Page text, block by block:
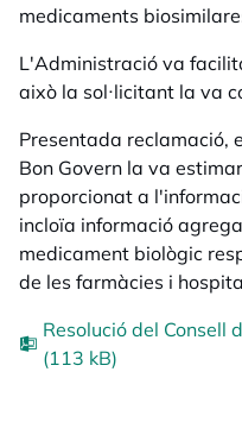
medicaments
L'Administració va
això la sol·licitant la va
Presentada reclamació,
Bon Govern la va
proporcionat a
incloïa informació
medicament biològic
de les farmàcies i
Resolució del Consell
(113 kB)